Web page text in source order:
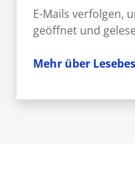
E-Mails verfolgen,
geöffnet und
Mehr über